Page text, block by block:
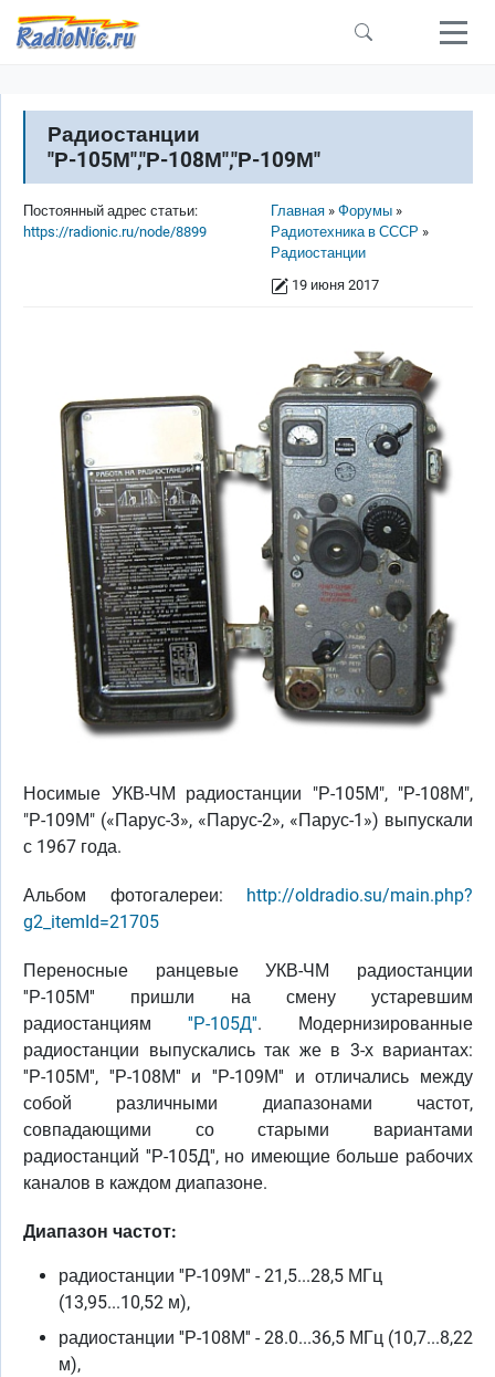
Перейти к основному содержанию
Радиостанции
"Р-105М","Р-108М","Р-109М"
Строка навигации
Главная
Форумы
Радиотехника в СССР
Радиостанции
19 июня 2017
Постоянный адрес статьи:
https://radionic.ru/node/8899
Носимые УКВ-ЧМ радиостанции "Р-105М", "Р-108М",
"Р-109М" («Парус-3», «Парус-2», «Парус-1») выпускали
с 1967 года.
Альбом фотогалереи:
http://oldradio.su/main.php?
g2_itemId=21705
Переносные ранцевые УКВ-ЧМ радиостанции
''Р-105М'' пришли на смену устаревшим
радиостанциям ''Р-105Д''. Модернизированные
радиостанции выпускались так же в 3-х вариантах:
''Р-105М'', ''Р-108М'' и ''Р-109М'' и отличались между
собой различными диапазонами частот,
совпадающими со старыми вариантами
радиостанций ''Р-105Д'', но имеющие больше рабочих
каналов в каждом диапазоне.
Диапазон частот:
радиостанции ''Р-109М'' - 21,5...28,5 МГц
(13,95...10,52 м),
радиостанции ''Р-108М'' - 28.0...36,5 МГц (10,7...8,22
м),